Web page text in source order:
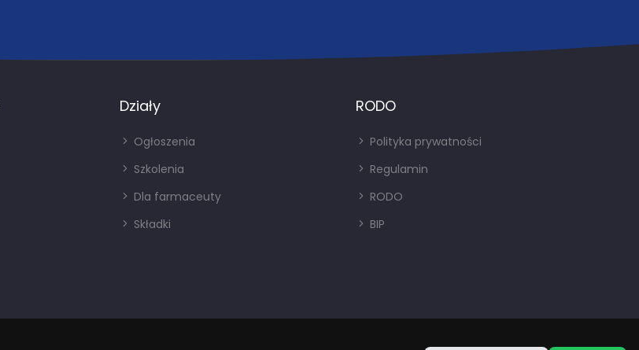
Działy
Ogłoszenia
Szkolenia
Dla farmaceuty
Składki
RODO
Polityka prywatności
Regulamin
RODO
BIP